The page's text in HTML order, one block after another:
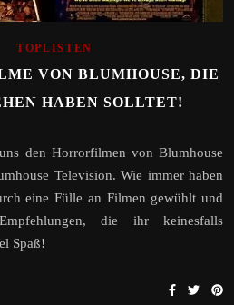
TOPLISTEN
VON BLUMHOUSE, DIE
HABEN SOLLTET!
den Horrorfilmen von Blumhouse
Television. Wie immer haben
eine Fülle an Filmen gewühlt und
die ihr keinesfalls
Spaß!